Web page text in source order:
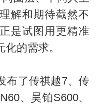
解和期待截然不
是试图用更精准
的需求。
布了传祺越7、传
、昊铂S600、